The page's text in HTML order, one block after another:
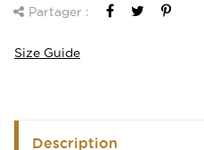
Partager :
Size Guide
Description